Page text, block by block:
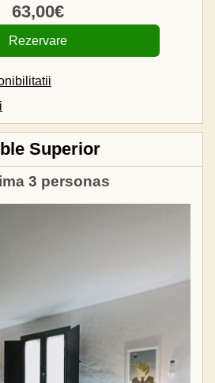
63,00€
Superior
3 personas